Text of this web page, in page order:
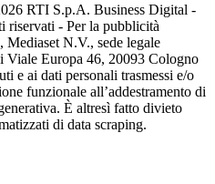
RTI S.p.A. Business Digital -
riservati - Per la pubblicità
N.V., sede legale
Viale Europa 46, 20093 Cologno
e ai dati personali trasmessi e/o
funzionale all’addestramento di
È altresì fatto divieto
di data scraping.